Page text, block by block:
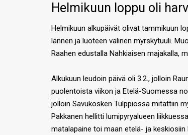
Helmikuun loppu oli
Helmikuun alkupäivät olivat tammikuun
lännen ja luoteen välinen myrskytuuli.
Raahen edustalla Nahkiaisen majakalla,
Alkukuun leudoin päivä oli 3.2., jolloin
puolentoista viikon ja Etelä-Suomessa
jolloin Savukosken Tulppiossa mitattiin
Pakkanen hellitti lumipyryalueen
matalapaine toi maan etelä- ja